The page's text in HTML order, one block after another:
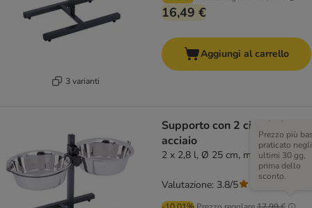
3 varianti
16,49 €
Aggiungi al carrello
Supporto con 2 ciotole in
acciaio
2 x 2,8 l, Ø 25 cm, max H50 cm
Prezzo più
praticato negli
ultimi 30 gg,
prima dello
sconto.
Valutazione: 3.8/5